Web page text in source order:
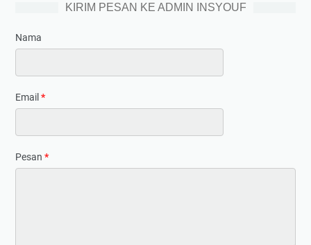
KIRIM PESAN KE ADMIN INSYOUF
Nama
Email*
Pesan *